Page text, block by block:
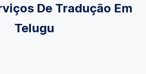
De Tradução Em
Telugu